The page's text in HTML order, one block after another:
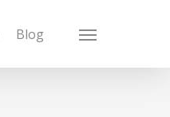
Blog Menu